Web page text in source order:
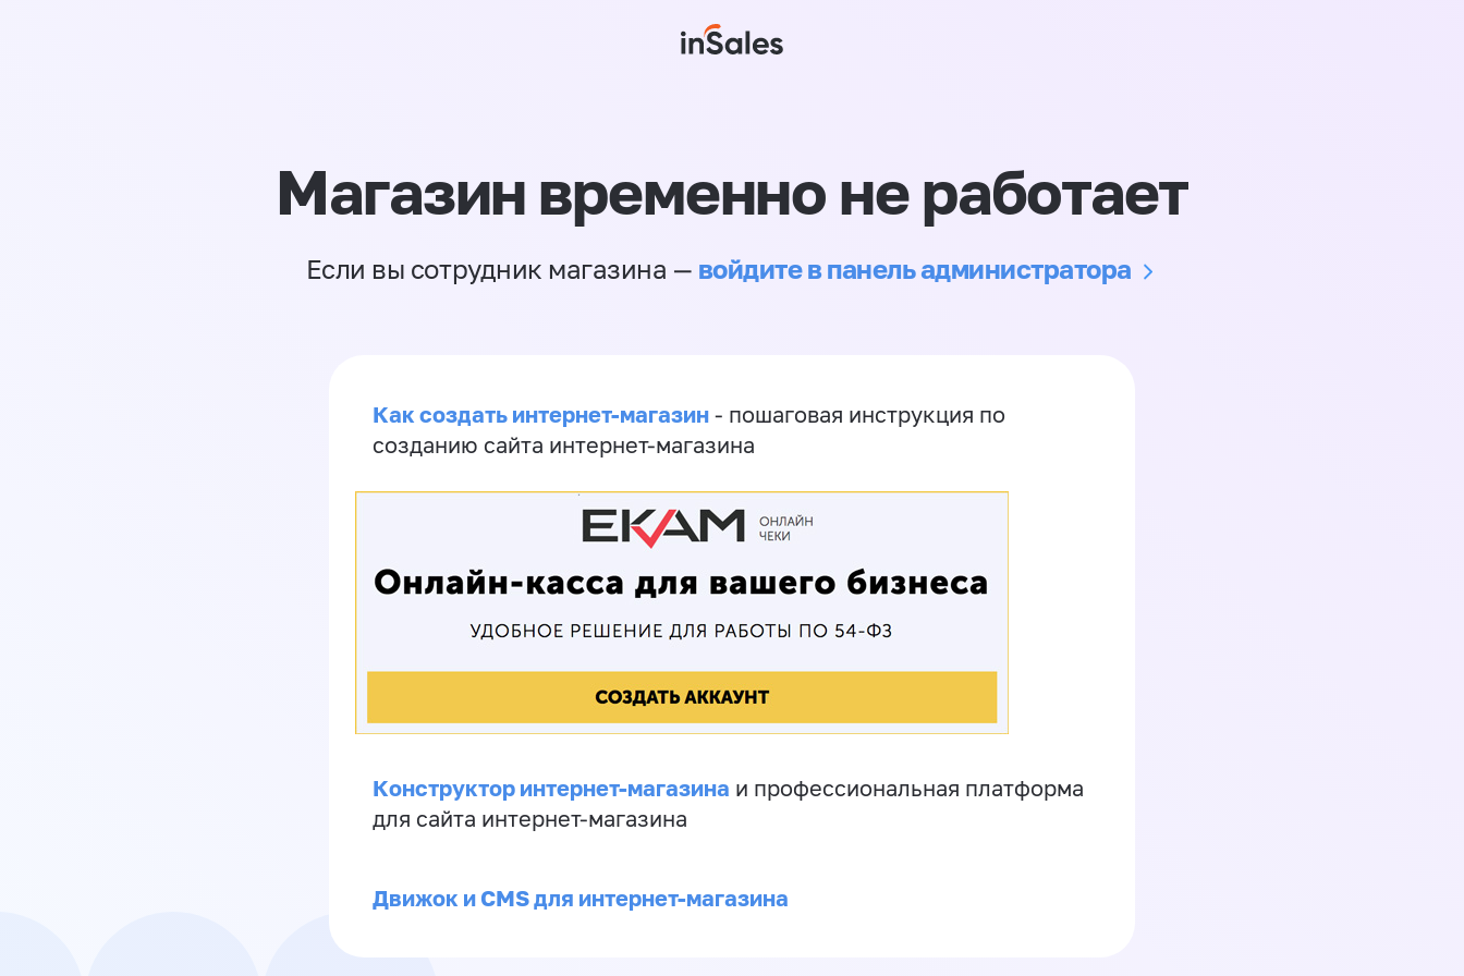
Магазин временно не работает
Если вы сотрудник магазина — войдите в панель администратора
Как создать интернет-магазин - пошаговая инструкция по
созданию сайта интернет-магазина
Конструктор интернет-магазина и профессиональная платформа
для сайта интернет-магазина
Движок и CMS для интернет-магазина